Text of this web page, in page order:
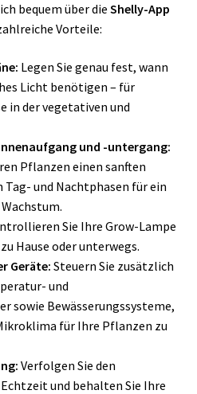
bequem über die Shelly-App
Vorteile:
Legen Sie genau fest, wann
Licht benötigen – für
in der vegetativen und
und -untergang:
Pflanzen einen sanften
Tag- und Nachtphasen für ein
Sie Ihre Grow-Lampe
Hause oder unterwegs.
Geräte: Steuern Sie zusätzlich
und
sowie Bewässerungssysteme,
für Ihre Pflanzen zu
Verfolgen Sie den
und behalten Sie Ihre